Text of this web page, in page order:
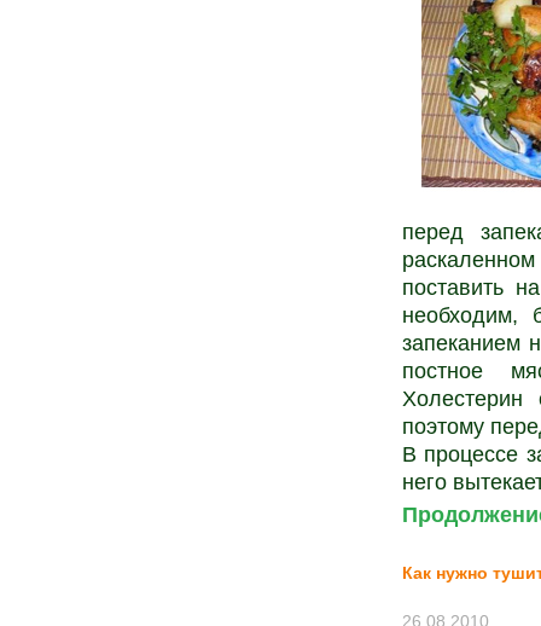
перед
поставить
необходим,
запеканием
постное
поэтому
В процессе
него
Как нужно
26.08.2010